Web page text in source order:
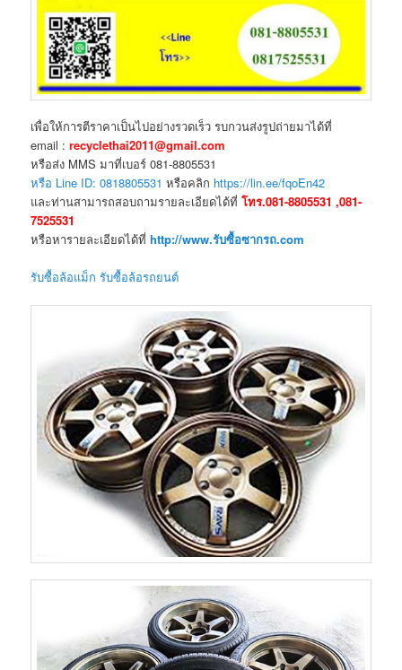
เพื่อให้การตีราคาเป็นไปอย่างรวดเร็ว รบกวนส่งรูปถ่ายมาได้ที่
email : recyclethai2011@gmail.com
หรือส่ง MMS มาที่เบอร์ 081-8805531
หรือ Line ID: 0818805531 หรือคลิก https://lin.ee/fqoEn42
และท่านสามารถสอบถามรายละเอียดได้ที่โทร.081-8805531 ,081-
7525531
หรือหารายละเอียดได้ที่ http://www.รับซื้อซากรถ.com
รับซื้อล้อแม็ก รับซื้อล้อรถยนต์